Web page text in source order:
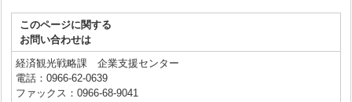
このページに関する
お問い合わせは
経済観光戦略課 企業支援センター
電話：0966-62-0639
ファックス：0966-68-9041